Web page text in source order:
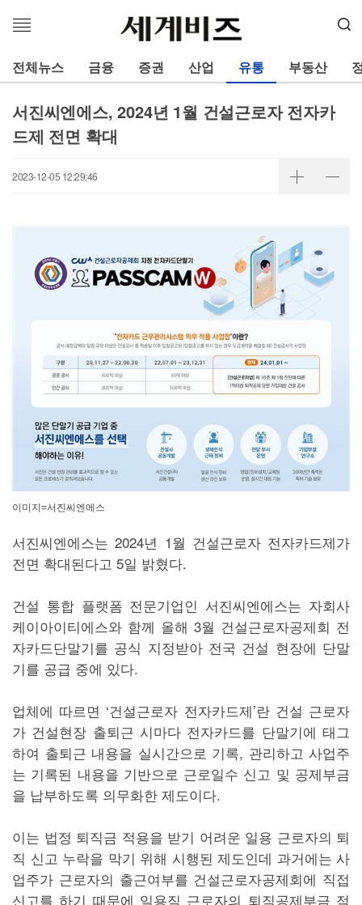
메
열
기
전체뉴스 금융 증권 산업 유통 부동산
서진씨엔에스, 2024년 1월 건설근로자 전자카
드제 전면 확대
2023-12-05 12:29:46
이미지=서진씨엔에스
서진씨엔에스는 2024년 1월 건설근로자 전자카드제가
전면 확대된다고 5일 밝혔다.
건설 통합 플랫폼 전문기업인 서진씨엔에스는 자회사
케이아이티에스와 함께 올해 3월 건설근로자공제회 전
자카드단말기를 공식 지정받아 전국 건설 현장에 단말
기를 공급 중에 있다.
업체에 따르면 ‘건설근로자 전자카드제’란 건설 근로자
가 건설현장 출퇴근 시마다 전자카드를 단말기에 태그
하여 출퇴근 내용을 실시간으로 기록, 관리하고 사업주
는 기록된 내용을 기반으로 근로일수 신고 및 공제부금
을 납부하도록 의무화한 제도이다.
이는 법정 퇴직금 적용을 받기 어려운 일용 근로자의 퇴
직 신고 누락을 막기 위해 시행된 제도인데 과거에는 사
업주가 근로자의 출근여부를 건설근로자공제회에 직접
신고를 하기 때문에 일용직 근로자의 퇴직공제부금 적